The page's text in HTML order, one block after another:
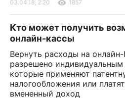
03.04.18, 2:20 1857
Кто может получить
онлайн-кассы
Вернуть расходы на
разрешено
которые применяют
налогообложения или
вмененный доход